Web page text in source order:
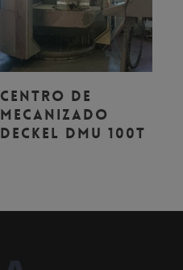
Leer Más
CENTRO DE
MECANIZADO
DECKEL DMU 100T